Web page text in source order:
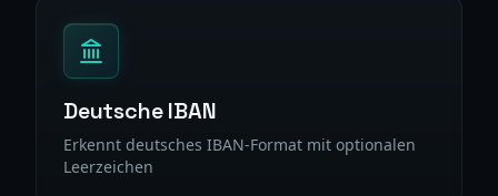
Deutsche IBAN
Erkennt deutsches IBAN-Format mit optionalen
Leerzeichen